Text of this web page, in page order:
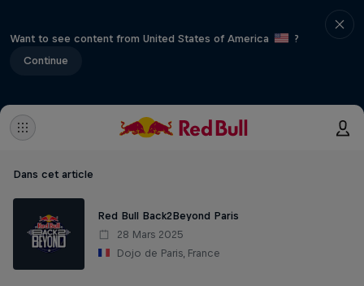
Want to see content from United States of America
?
Continue
Dans cet article
Red Bull Back2Beyond Paris
28 Mars 2025
Dojo de Paris, France